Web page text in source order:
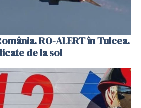
RO-ALERT în Tulcea.
de la sol